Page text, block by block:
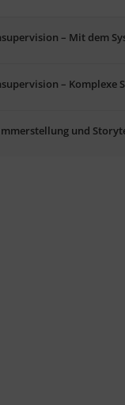
– Mit dem
– Komplexe
und